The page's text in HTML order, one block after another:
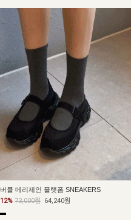
버클 메리제인 플랫폼 SNEAKERS
12% 73,000원 64,240원